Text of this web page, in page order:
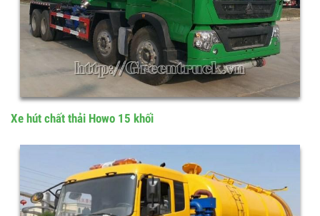
Xe hút chất thải Howo 15 khối